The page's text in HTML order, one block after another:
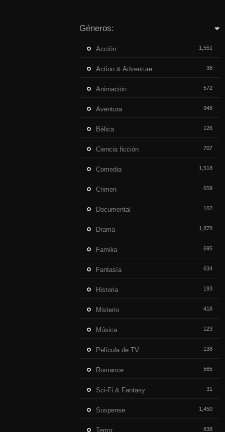
Géneros:
Acción 1,551
Action & Adventure 36
Animación 572
Aventura 948
Bélica 126
Ciencia ficción 707
Comedia 1,518
Crimen 659
Documental 102
Drama 1,878
Familia 695
Fantasía 634
Historia 193
Misterio 418
Música 123
Película de TV 138
Romance 565
Sci-Fi & Fantasy 31
Suspense 1,450
Terror 838